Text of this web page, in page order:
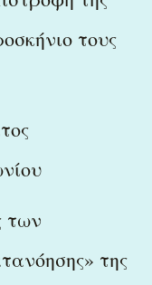
τους
των
της